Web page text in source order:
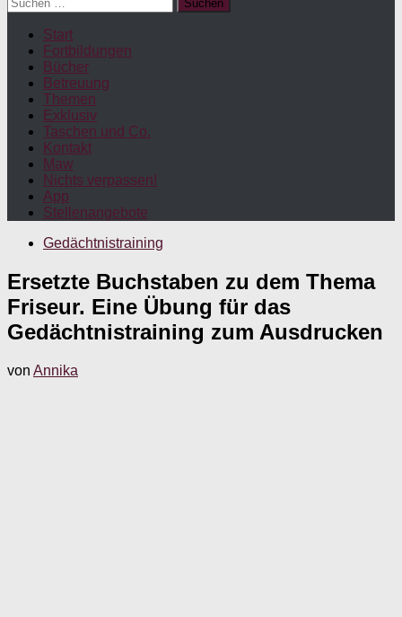
nach:
Start
Fortbildungen
Bücher
Betreuung
Themen
Exklusiv
Taschen und Co.
Kontakt
Maw
Nichts verpassen!
App
Stellenangebote
Gedächtnistraining
Ersetzte Buchstaben zu dem Thema
Friseur. Eine Übung für das
Gedächtnistraining zum Ausdrucken
von Annika